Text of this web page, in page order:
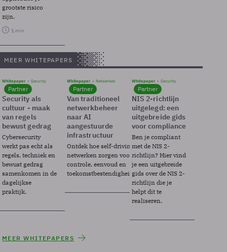
grootste risico
zijn.
1 min
MEER WHITEPAPERS
Whitepaper Security
Partner
Security als
cultuur - maak
van regels
bewust gedrag
Cybersecurity
werkt pas echt als
regels, techniek en
bewust gedrag
samenkomen in de
dagelijkse
praktijk.
Whitepaper Netwerken
Partner
Van traditioneel
netwerkbeheer
naar AI
aangestuurde
infrastructuur
Ontdek hoe self-driving
netwerken zorgen voor
controle, eenvoud en
toekomstbestendigheid.
Whitepaper Security
Partner
NIS 2-richtlijn
uitgelegd: een
uitgebreide gids
voor compliance
Ben je compliant
met de NIS 2-
richtlijn? Hier vind
je een uitgebreide
gids over de NIS 2-
richtlijn die je
helpt dit te
realiseren.
MEER WHITEPAPERS